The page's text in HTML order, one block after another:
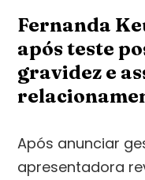
Fernanda
após teste
gravidez e
Após anunciar
apresentadora